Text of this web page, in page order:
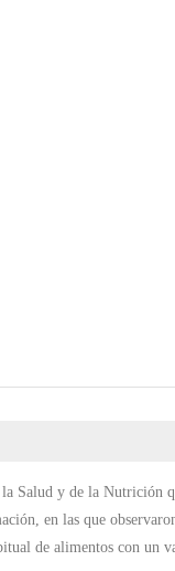
la Salud y de la Nutrición
en las que
de alimentos con un